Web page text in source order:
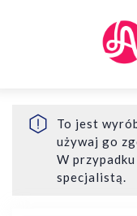
To jest
używaj go
W
specjalistą.